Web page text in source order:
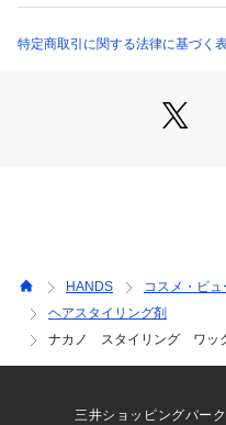
い。
内容量：90g
成分：水、マイクロクリス
クチル、セテス-10、キャ
ン酸、BG、セテス-6、シア
ル、メチルパラベン、プロ
特定商取引に関する法律に基づく
HANDS コスメ・ビュ
ヘアスタイリング剤
ナカノ スタイリング ワ
三井ショッピングパー